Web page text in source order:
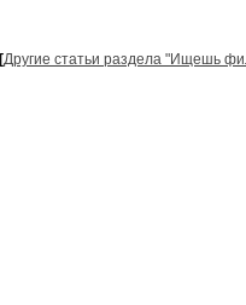
[Другие статьи раздела "Ищешь